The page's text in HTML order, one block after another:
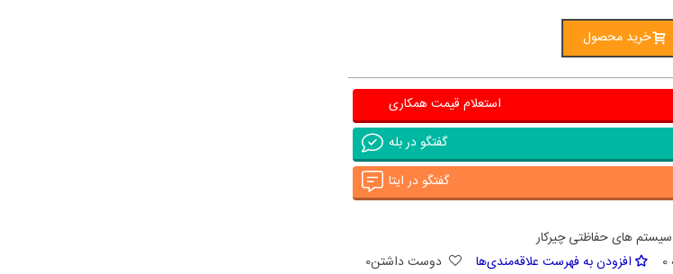
خرید محصول
استعلام قیمت همکاری
گفتگو در بله
گفتگو در ایتا
سیستم های حفاظتی چیرکار
0 افزودن به فهرست علاقه‌مندی‌ها دوست داشتن0